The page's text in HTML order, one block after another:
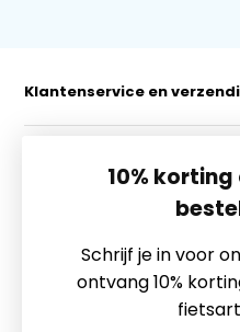
Klantenservice en
Contact
10%
Schrijf je in voor
ontvang 10%